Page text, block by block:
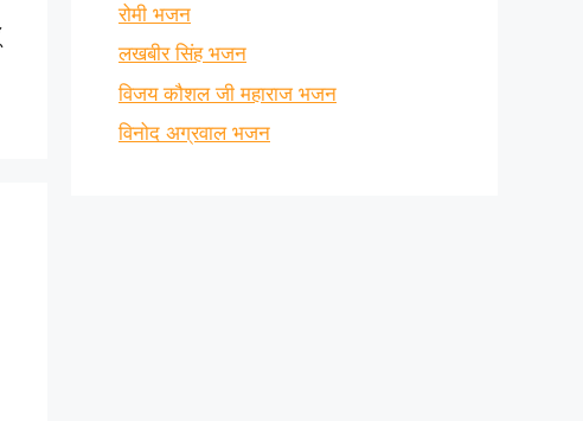
रोमी भजन
लखबीर सिंह भजन
विजय कौशल जी महाराज भजन
विनोद अग्रवाल भजन